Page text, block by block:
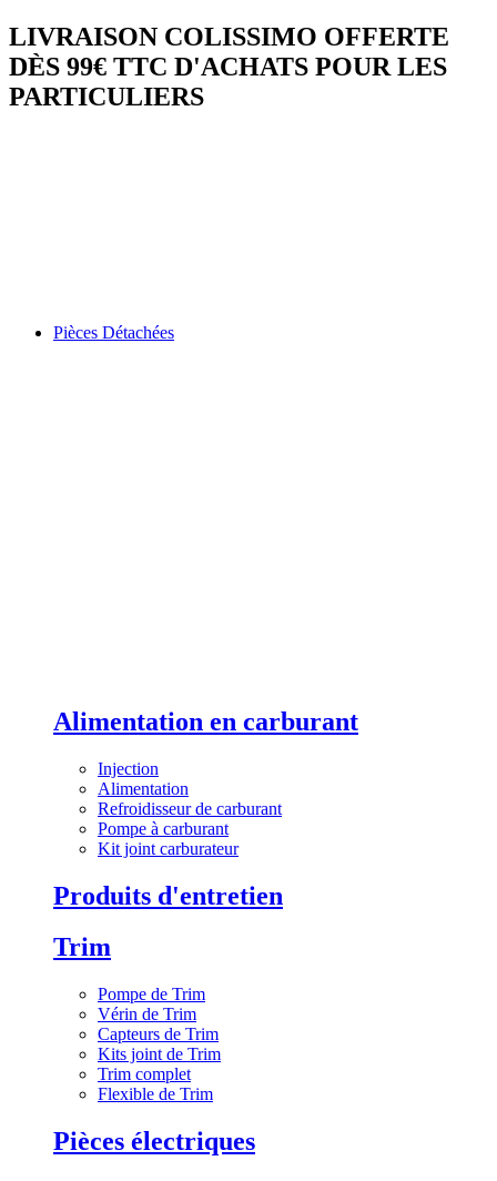
LIVRAISON COLISSIMO OFFERTE
DÈS 99€ TTC D'ACHATS POUR LES
PARTICULIERS
Pièces Détachées
Alimentation en carburant
Injection
Alimentation
Refroidisseur de carburant
Pompe à carburant
Kit joint carburateur
Produits d'entretien
Trim
Pompe de Trim
Vérin de Trim
Capteurs de Trim
Kits joint de Trim
Trim complet
Flexible de Trim
Pièces électriques